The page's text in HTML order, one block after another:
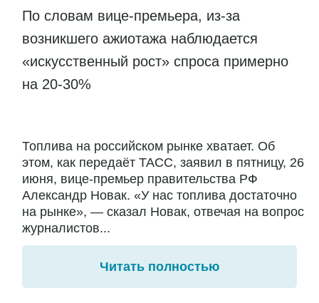
По словам вице-премьера, из-за
возникшего ажиотажа наблюдается
«искусственный рост» спроса примерно
на 20-30%
Топлива на российском рынке хватает. Об
этом, как передаёт ТАСС, заявил в пятницу, 26
июня, вице-премьер правительства РФ
Александр Новак. «У нас топлива достаточно
на рынке», — сказал Новак, отвечая на вопрос
журналистов...
Читать полностью